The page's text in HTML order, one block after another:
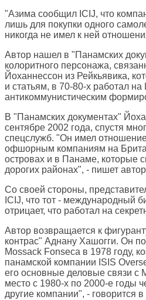
"Азима сообщил ICIJ, что
лишь для покупки одного
никогда не имел к ней
Автор нашел в "Панамских
колоритного персонажа,
Йоханнессон из Рейкьявика,
и статьям, в 70-80-х работал
антикоммунистическим
В "Панамских документах"
сентябре 2002 года, спустя
спецслужб. "Он имел
офшорным компаниям на
островах и в Панаме, которые
дорогих районах", - пишет
Со своей стороны,
ICIJ, что тот - международный
отрицает, что работал на
Автор возвращается к
контрас" Аднану Хашогги. Он
Mossack Fonseca в 1978 году,
панамской компании ISIS
его основные деловые связи с
место с 1980-х по 2000-е годы
другие компании", - говорится в